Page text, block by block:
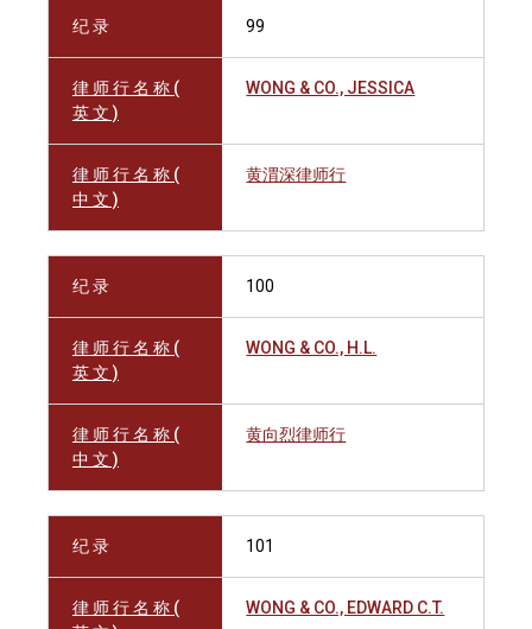
纪 录 99
律 师 行 名 称 (
英 文 )
WONG & CO., JESSICA
律 师 行 名 称 (
中 文 )
黄渭深律师行
纪 录 100
律 师 行 名 称 (
英 文 )
WONG & CO., H.L.
律 师 行 名 称 (
中 文 )
黄向烈律师行
纪 录 101
律 师 行 名 称 (
WONG & CO., EDWARD C.T.